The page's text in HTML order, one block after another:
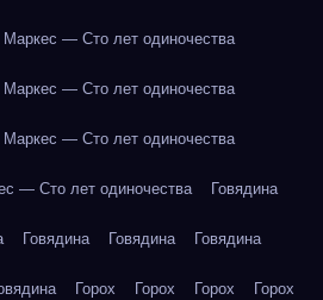
Маркес — Сто лет одиночества
Маркес — Сто лет одиночества
Маркес — Сто лет одиночества
— Сто лет одиночества Говядина
Говядина Говядина Говядина
Горох Горох Горох Горох